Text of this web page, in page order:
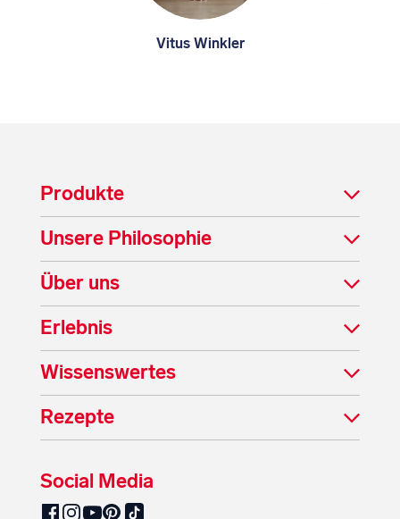
Vitus Winkler
Produkte
Unsere Philosophie
Über uns
Erlebnis
Wissenswertes
Rezepte
Social Media
SalzburgMilch auf Facebook
SalzburgMilch auf Instagram
SalzburgMilch auf YouTube
SalzburgMilch auf Pinterest
SalzburgMilch auf TikTok